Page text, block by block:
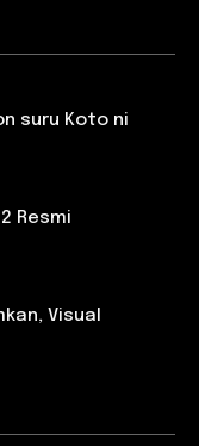
suru Koto ni
Resmi
Visual